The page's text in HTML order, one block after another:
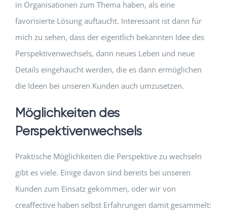
in Organisationen zum Thema haben, als eine
favorisierte Lösung auftaucht. Interessant ist dann für
mich zu sehen, dass der eigentlich bekannten Idee des
Perspektivenwechsels, dann neues Leben und neue
Details eingehaucht werden, die es dann ermöglichen
die Ideen bei unseren Kunden auch umzusetzen.
Möglichkeiten des
Perspektivenwechsels
Praktische Möglichkeiten die Perspektive zu wechseln
gibt es viele. Einige davon sind bereits bei unseren
Kunden zum Einsatz gekommen, oder wir von
creaffective haben selbst Erfahrungen damit gesammelt: